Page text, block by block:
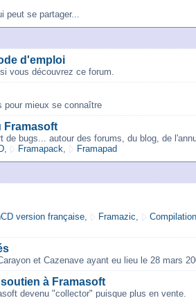
peut se partager...
d'emploi
vous découvrez ce forum.
pour mieux se connaître
Framasoft
bugs... autour des forums, du blog, de
, Framapack, Framapad
version française, Framazic,
et Cazenave ayant eu lieu le 28 mars
à Framasoft
devenu "collector" puisque plus en vente.